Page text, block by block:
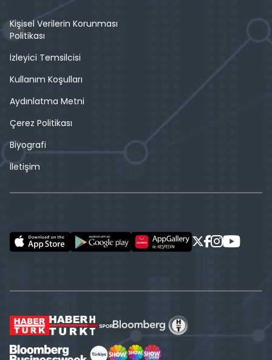
Kişisel Verilerin Korunması
Politikası
İzleyici Temsilcisi
Kullanım Koşulları
Aydınlatma Metni
Çerez Politikası
Biyografi
İletişim